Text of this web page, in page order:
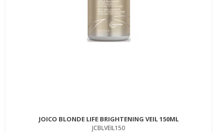
JOICO BLONDE LIFE BRIGHTENING VEIL 150ML
JCBLVEIL150